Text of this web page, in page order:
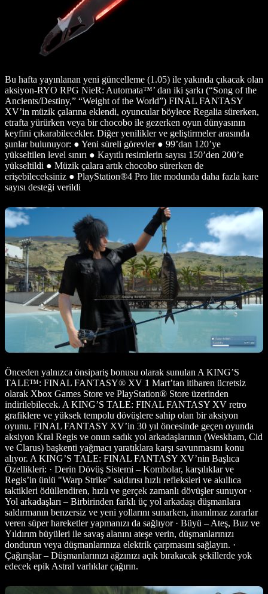
Bu hafta yayınlanan yeni güncelleme (1.05) ile yakında çıkacak olan
aksiyon-RYO RPG NieR: Automata™’ dan iki şarkı (“Song of the
Ancients/Destiny,” “Weight of the World”) FINAL FANTASY
XV’in müzik çalarına eklendi, oyuncular böylece Regalia sürerken,
etrafta yürürken veya bir chocobo ile gezerken oyun dünyasının
keyfini çıkarabilecekler. Diğer yenilikler ve geliştirmeler arasında
şunlar bulunuyor: ● Yeni süreli görevler ● 99’dan 120’ye
yükseltilen level sınırı ● Kayıtlı resimlerin sayısı 150’den 200’e
yükseltildi ● Müzik çalara artık chocobo sürerken de
erişebileceksiniz ● PlayStation®4 Pro lite modunda daha fazla kare
sayısı desteği verildi
Önceden yalnızca önsipariş bonusu olarak sunulan A KING’S
TALE™: FINAL FANTASY® XV 1 Mart’tan itibaren ücretsiz
olarak Xbox Games Store ve PlayStation® Store üzerinden
indirilebilecek. A KING’S TALE: FINAL FANTASY XV retro
grafiklere ve yüksek tempolu dövüşlere sahip olan bir aksiyon
oyunu. FINAL FANTASY XV’in 30 yıl öncesinde geçen oyunda
aksiyon Kral Regis ve onun sadık yol arkadaşlarının (Weskham, Cid
ve Clarus) başkenti yağmacı yaratıklara karşı savunmasını konu
alıyor. A KING’S TALE: FINAL FANTASY XV’nin Başlıca
Özellikleri: · Derin Dövüş Sistemi – Kombolar, karşılıklar ve
Regis’in ünlü "Warp Strike" saldırısı hızlı refleksleri ve akıllıca
taktikleri ödüllendiren, hızlı ve gerçek zamanlı dövüşler sunuyor ·
Yol arkadaşları – Birbirinden farklı üç yol arkadaşı düşmanlara
saldırmanın benzersiz ve yeni yollarını sunarken, inanılmaz zararlar
veren süper hareketler yapmanızı da sağlıyor · Büyü – Ateş, Buz ve
Yıldırım büyüleri ile savaş alanını ateşe verin, düşmanlarınızı
dondurun veya düşmanlarınıza elektrik çarpmasını sağlayın. ·
Çağırışlar – Düşmanlarınızı ağzınızı açık bırakacak şekillerde yok
edecek epik Astral varlıklar çağırın.